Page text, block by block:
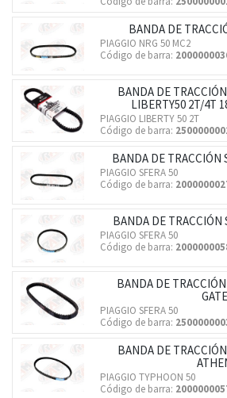
BANDA DE
PIAGGIO NRG 50 MC2
Código de barra:
BANDA DE
LIBERTY50 2T/4T
PIAGGIO LIBERTY 50 2T
Código de barra:
BANDA DE TRACCIÓN
PIAGGIO SFERA 50
Código de barra:
BANDA DE TRACCIÓN
PIAGGIO SFERA 50
Código de barra:
BANDA DE
PIAGGIO SFERA 50
Código de barra:
BANDA DE
PIAGGIO TYPHOON 50
Código de barra: